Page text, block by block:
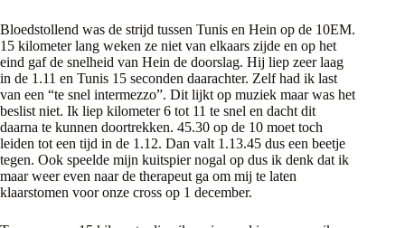
Bloedstollend was de strijd tussen Tunis en Hein op de 10EM.
15 kilometer lang weken ze niet van elkaars zijde en op het
eind gaf de snelheid van Hein de doorslag. Hij liep zeer laag
in de 1.11 en Tunis 15 seconden daarachter. Zelf had ik last
van een “te snel intermezzo”. Dit lijkt op muziek maar was het
beslist niet. Ik liep kilometer 6 tot 11 te snel en dacht dit
daarna te kunnen doortrekken. 45.30 op de 10 moet toch
leiden tot een tijd in de 1.12. Dan valt 1.13.45 dus een beetje
tegen. Ook speelde mijn kuitspier nogal op dus ik denk dat ik
maar weer even naar de therapeut ga om mij te laten
klaarstomen voor onze cross op 1 december.